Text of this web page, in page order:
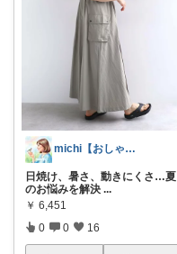
michi【おしゃれ、大人カジュアル】
日焼け、暑さ、動きにくさ…夏
のお悩みを解決 ...
￥ 6,451
0 0 16